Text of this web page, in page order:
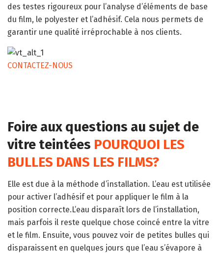
des testes rigoureux pour l’analyse d’éléments de base
du film, le polyester et l’adhésif. Cela nous permets de
garantir une qualité irréprochable à nos clients.
CONTACTEZ-NOUS
Foire aux questions au sujet de
vitre teintées POURQUOI LES
BULLES DANS LES FILMS?
Elle est due à la méthode d’installation. L’eau est utilisée
pour activer l’adhésif et pour appliquer le film à la
position correcte.L’eau disparaît lors de l’installation,
mais parfois il reste quelque chose coincé entre la vitre
et le film. Ensuite, vous pouvez voir de petites bulles qui
disparaissent en quelques jours que l’eau s’évapore à